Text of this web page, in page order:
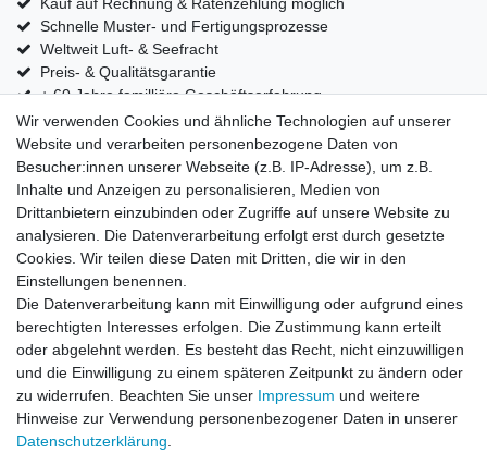
Schnelle Muster- und Fertigungsprozesse
Weltweit Luft- & Seefracht
Preis- & Qualitätsgarantie
+ 60 Jahre familliäre Geschäftserfahrung
Abonnieren Sie unseren Newsletter und bleiben Sie auf
dem Laufenden. Wir schicken Ihnen nur die wichtigen
Mails. Sie können sich jederzeit wieder abmelden.
VORNAME NACHNAME
Newsletter
Honig
Hiermit bestätige ich, dass ich dieDaten­schutz­erklärung gelesen habe. Meine
Einwilligung kann ich jederzeit widerrufen.**
Abonnieren
Wir verwenden Cookies und ähnliche Technologien auf unserer
Website und verarbeiten personenbezogene Daten von
Besucher:innen unserer Webseite (z.B. IP-Adresse), um z.B.
Inhalte und Anzeigen zu personalisieren, Medien von
Drittanbietern einzubinden oder Zugriffe auf unsere Website zu
analysieren. Die Datenverarbeitung erfolgt erst durch gesetzte
Cookies. Wir teilen diese Daten mit Dritten, die wir in den
Einstellungen benennen.
Die Datenverarbeitung kann mit Einwilligung oder aufgrund eines
berechtigten Interesses erfolgen. Die Zustimmung kann erteilt
oder abgelehnt werden. Es besteht das Recht, nicht einzuwilligen
und die Einwilligung zu einem späteren Zeitpunkt zu ändern oder
zu widerrufen. Beachten Sie unser Impressum und weitere
Hinweise zur Verwendung personenbezogener Daten in unserer
Daten­schutz­erklärung